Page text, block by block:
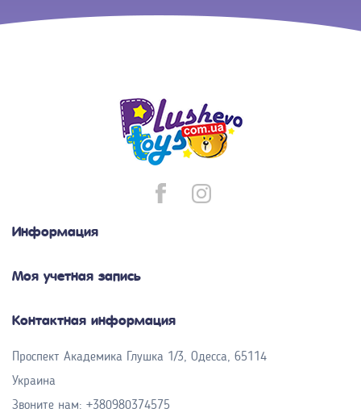
Информация
Моя учетная запись
Контактная информация
Проспект Академика Глушка 1/3, Одесса, 65114
Украина
Звоните нам: +380980374575